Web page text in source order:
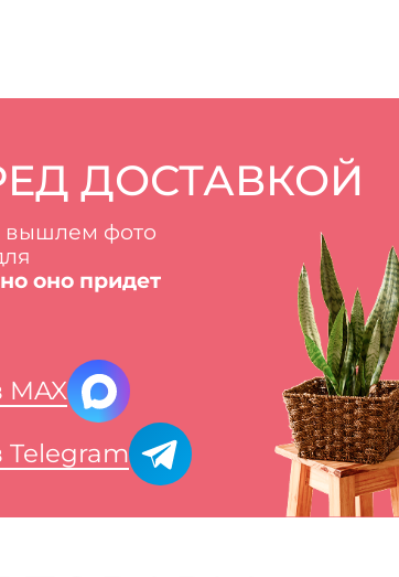
ДОСТАВКОЙ
вышлем фото
оно придет
MAX
Telegram